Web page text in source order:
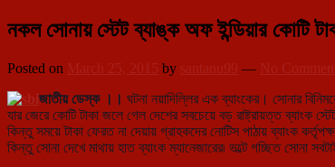
নকল সোনায় স্টেট ব্যাঙ্ক অফ ইন্ডিয়ার কোটি
Posted on March 25, 2015 by santanu99 — No
জাতীয় ডেস্ক ।। ঘটনা নয়াদিল্লির এক ব্যাংকের। সোনার
যার জেরে কোটি টাকা জলে গেল দেশের সবচেয়ে বড় রাষ্ট্রায়ত্ত ব্যাংক
কিন্তু সময়ে টাকা ফেরত না দেয়ায় গ্রাহকদের নোটিস পাঠায়ব্যাংক
কিন্তু সোনা দেখে মাথায় হাত ব্যাংক ম্যানেজারের৷ ভল্টে গচ্ছিত সোনা